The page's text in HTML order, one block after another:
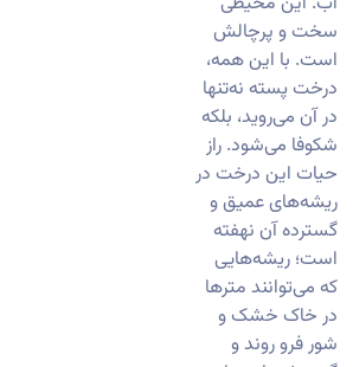
سخت و پرچالش
است. با این همه،
درخت پسته نه‌تنها
در آن می‌روید، بلکه
شکوفا می‌شود. راز
حیات این درخت در
ریشه‌های عمیق و
گسترده آن نهفته
است؛ ریشه‌هایی
که می‌توانند مترها
در خاک خشک و
شور فرو روند و